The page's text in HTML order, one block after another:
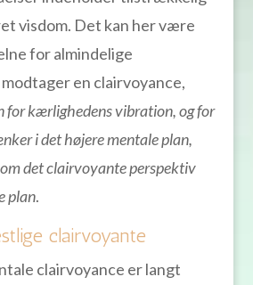
visdom. Det kan her være
for almindelige
en clairvoyance,
for kærlighedens vibration, og for
i det højere mentale plan,
det clairvoyante perspektiv
plan.
clairvoyante
clairvoyance er langt